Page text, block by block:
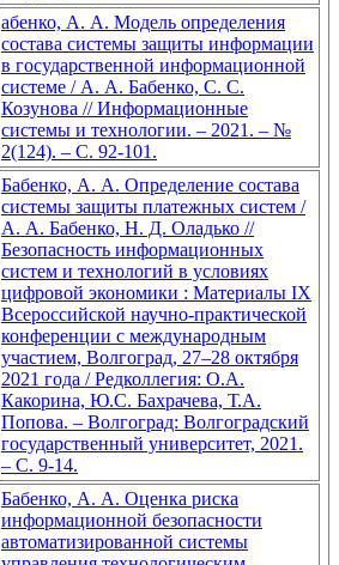
абенко, А. А. Модель определения
состава системы защиты информации
в государственной информационной
системе / А. А. Бабенко, С. С.
Козунова // Информационные
системы и технологии. – 2021. – №
2(124). – С. 92-101.
Бабенко, А. А. Определение состава
системы защиты платежных систем /
А. А. Бабенко, Н. Д. Оладько //
Безопасность информационных
систем и технологий в условиях
цифровой экономики : Материалы IX
Всероссийской научно-практической
конференции с международным
участием, Волгоград, 27–28 октября
2021 года / Редколлегия: О.А.
Какорина, Ю.С. Бахрачева, Т.А.
Попова. – Волгоград: Волгоградский
государственный университет, 2021.
– С. 9-14.
Бабенко, А. А. Оценка риска
информационной безопасности
автоматизированной системы